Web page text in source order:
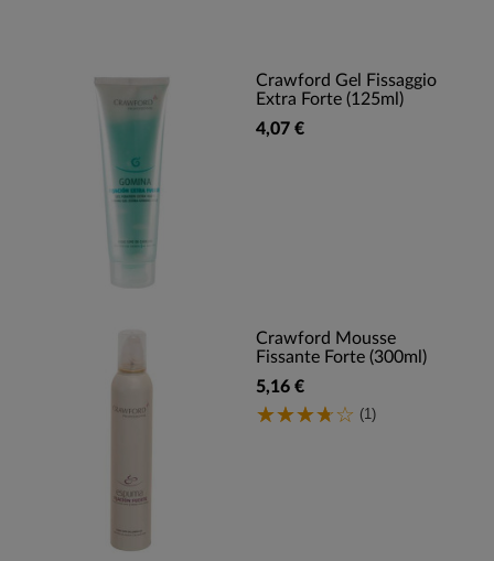
Crawford Gel Fissaggio
Extra Forte (125ml)
4,07 €
Crawford Mousse
Fissante Forte (300ml)
5,16 €
(1)